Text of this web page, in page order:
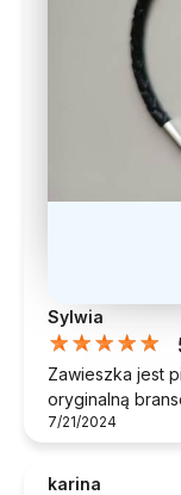
Sylwia
Zawieszka jest
oryginalną
7/21/2024
karina